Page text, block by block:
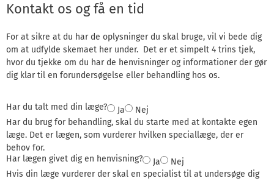
Kontakt os og få en tid
For at sikre at du har de oplysninger du skal bruge, vil vi bede dig
om at udfylde skemaet her under. Det er et simpelt 4 trins tjek,
hvor du tjekke om du har de henvisninger og informationer der gør
dig klar til en forundersøgelse eller behandling hos os.
Har du talt med din læge? Ja
Nej
Har du brug for behandling, skal du starte med at kontakte egen
læge. Det er lægen, som vurderer hvilken speciallæge, der er
behov for.
Har lægen givet dig en henvisning?
Ja
Nej
Hvis din læge vurderer der skal en specialist til at undersøge dig